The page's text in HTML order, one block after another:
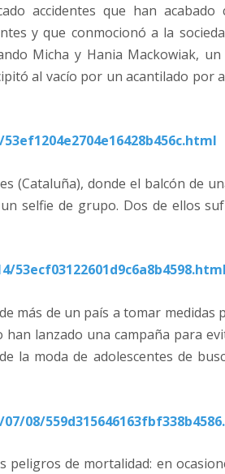
accidentes que han acabado
y que conmocionó a la
Micha y Hania Mackowiak,
al vacío por un acantilado por
(Cataluña), donde el balcón de
selfie de grupo. Dos de ellos
más de un país a tomar medidas
han lanzado una campaña para
la moda de adolescentes de
08/
de mortalidad: en